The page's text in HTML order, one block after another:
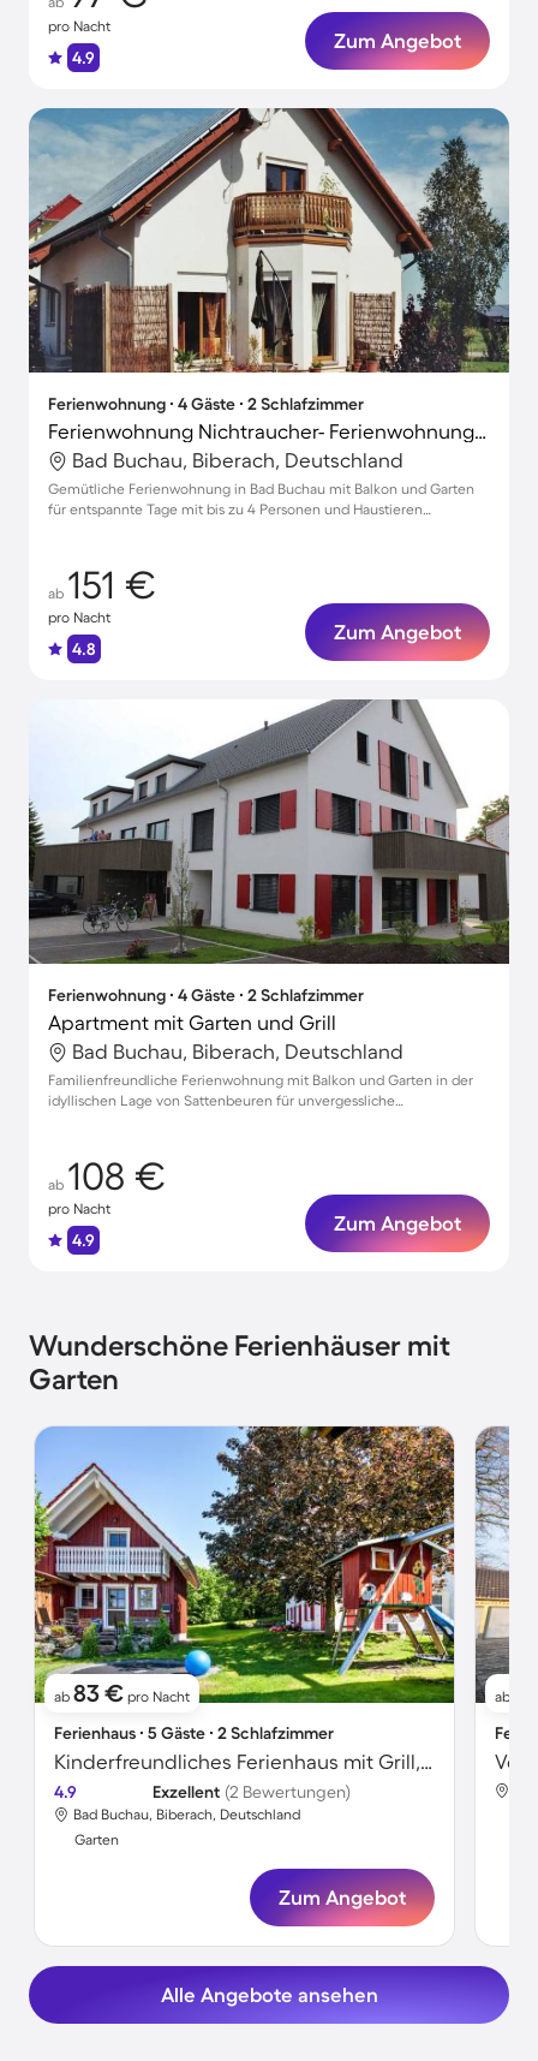
pro Nacht
4.9
Zum Angebot
Ferienwohnung ∙ 4 Gäste ∙ 2 Schlafzimmer
Ferienwohnung Nichtraucher- Ferienwohnung mit Balkon
Bad Buchau, Biberach, Deutschland
Gemütliche Ferienwohnung in Bad Buchau mit Balkon und Garten
für entspannte Tage mit bis zu 4 Personen und Haustieren
ab 151 €
pro Nacht
4.8
Zum Angebot
Ferienwohnung ∙ 4 Gäste ∙ 2 Schlafzimmer
Apartment mit Garten und Grill
Bad Buchau, Biberach, Deutschland
Familienfreundliche Ferienwohnung mit Balkon und Garten in der
idyllischen Lage von Sattenbeuren für unvergessliche
ab 108 €
pro Nacht
4.9
Zum Angebot
Wunderschöne Ferienhäuser mit
Garten
ab 83 € pro Nacht
Ferienhaus ∙ 5 Gäste ∙ 2 Schlafzimmer
Kinderfreundliches Ferienhaus mit Grill, Terrasse und Garten | Gartenblick
4.9 Exzellent (2 Bewertungen)
Bad Buchau, Biberach, Deutschland
Garten
Zum Angebot
ab
Alle Angebote ansehen